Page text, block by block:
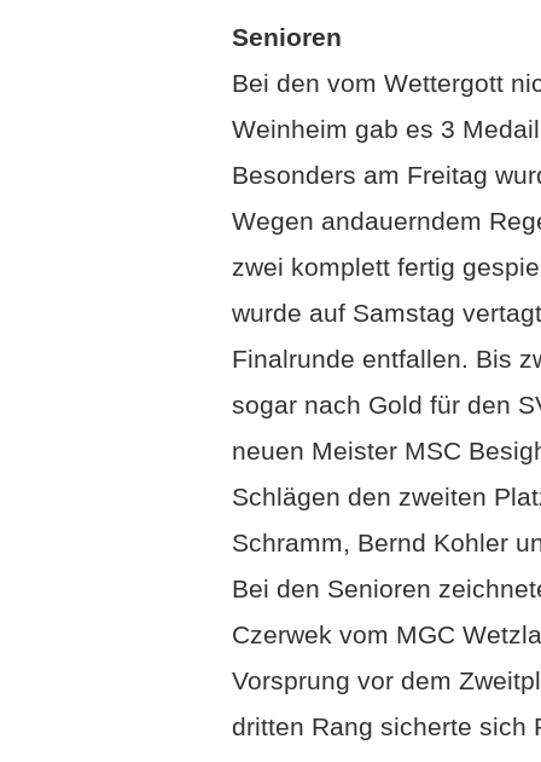
Senioren
Bei den vom Wettergott
Weinheim gab es 3
Besonders am Freitag
Wegen andauerndem
zwei komplett fertig
wurde auf Samstag
Finalrunde entfallen. Bis
sogar nach Gold für den
neuen Meister MSC
Schlägen den zweiten
Schramm, Bernd Kohler
Bei den Senioren
Czerwek vom MGC
Vorsprung vor dem
dritten Rang sicherte sich